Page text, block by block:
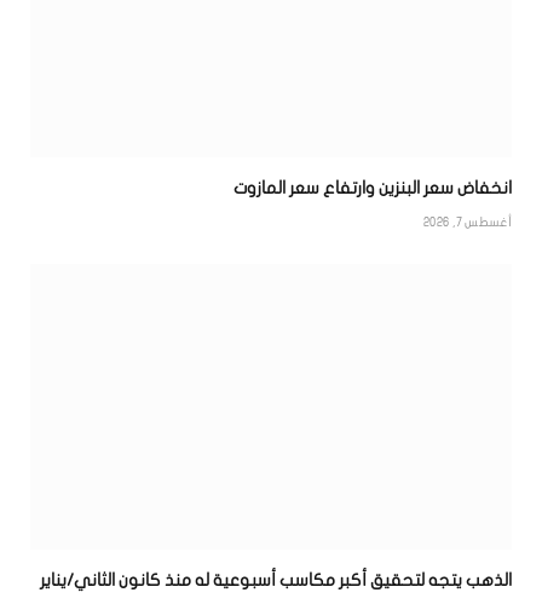
انخفاض سعر البنزين وارتفاع سعر المازوت
أغسطس 7, 2026
الذهب يتجه لتحقيق أكبر مكاسب أسبوعية له منذ كانون الثاني/يناير